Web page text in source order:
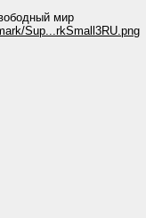
мир
Sup...rkSmall3RU.png